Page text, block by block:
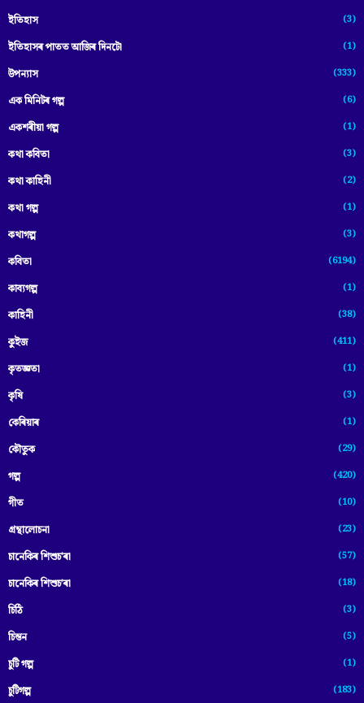
ইতিহাস
(3)
ইতিহাসৰ পাতত আজিৰ দিনটো (1)
উপন্যাস (333)
এক মিনিটৰ গল্প (6)
একশৰীয়া গল্প (1)
কথা কবিতা (3)
কথা কাহিনী (2)
কথা গল্প (1)
কথাগল্প (3)
কবিতা (6194)
কাব্যগল্প (1)
কাহিনী (38)
কুইজ (411)
কৃতজ্ঞতা (1)
কৃষি (3)
কেৰিয়াৰ (1)
কৌতুক (29)
গল্প (420)
গীত (10)
গ্ৰন্থালোচনা (23)
চানেকিৰ শিশুচ'ৰা (57)
চানেকিৰ শিশুচ’ৰা (18)
চিঠি (3)
চিন্তন (5)
চুটি গল্প (1)
চুটিগল্প (183)